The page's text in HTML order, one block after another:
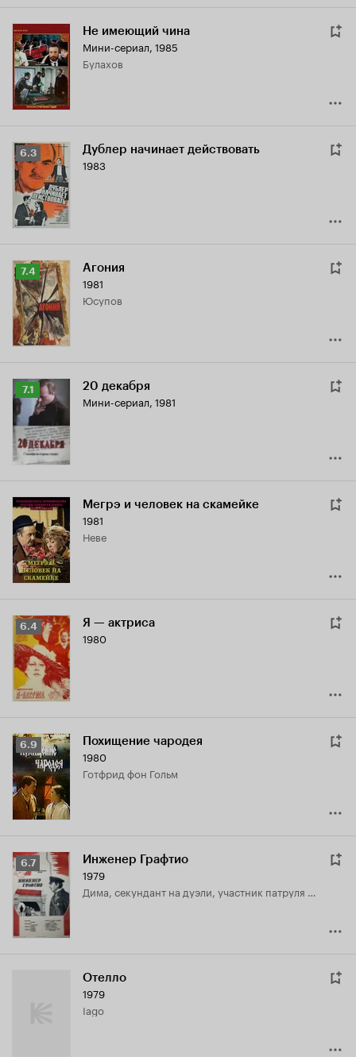
Не имеющий чина
Мини-сериал, 1985
Булахов
Рейтинг
Кинопоиска
6.3
6.3 Дублер начинает действовать
1983
Рейтинг
Кинопоиска
7.4
7.4 Агония
1981
Юсупов
Рейтинг
Кинопоиска
7.1
7.1 20 декабря
Мини-сериал, 1981
Мегрэ и человек на скамейке
1981
Неве
Рейтинг
Кинопоиска
6.4
6.4 Я — актриса
1980
Рейтинг
Кинопоиска
6.9
6.9 Похищение чародея
1980
Готфрид фон Гольм
Рейтинг
Кинопоиска
6.7
6.7 Инженер Графтио
1979
Дима, секундант на дуэли, участник патруля с Графтио
Отелло
1979
Iago